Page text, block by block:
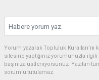
Yorum yazarak Topluluk
sitesine yaptığınız yorumunuzla
başınıza üstleniyorsunuz. Yazılan
sorumlu tutulamaz.